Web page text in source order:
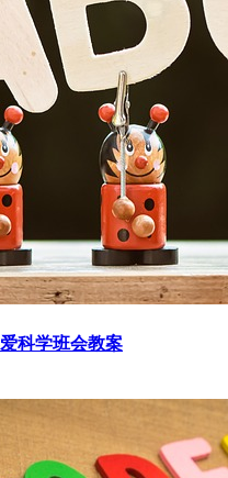
科学班会教案